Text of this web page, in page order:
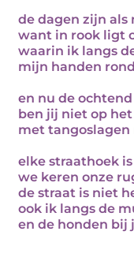
de dagen zijn als
want in rook ligt
waarin ik langs
mijn handen
en nu de
ben jij niet op
met tangoslagen
elke straathoek
we keren onze
de straat is niet
ook ik langs de
en de honden bij